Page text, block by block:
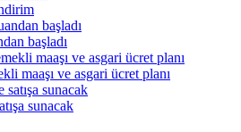
başladı
maaşı ve asgari ücret planı
sunacak